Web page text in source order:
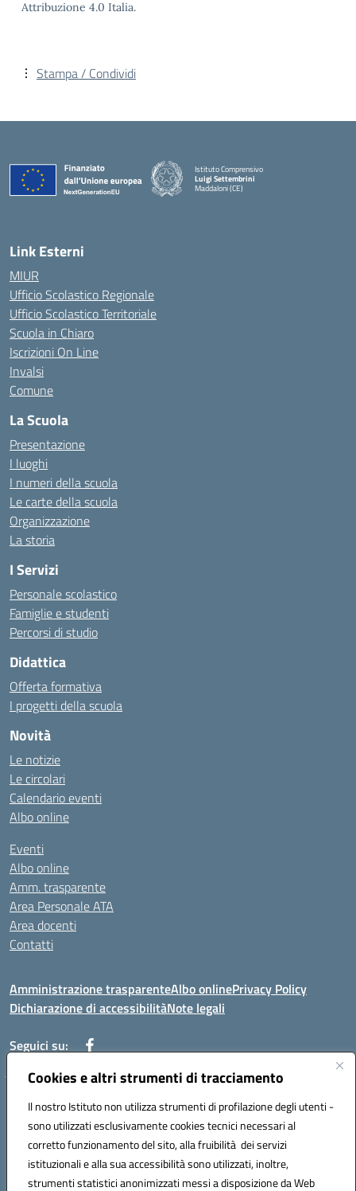
Cookies e altri strumenti di tracciamento
Il nostro Istituto non utilizza strumenti di profilazione degli utenti -
sono utilizzati esclusivamente cookies tecnici necessari al
corretto funzionamento del sito, alla fruibilità dei servizi
istituzionali e alla sua accessibilità sono utilizzati, inoltre,
strumenti statistici anonimizzati messi a disposizione da Web
Attribuzione 4.0 Italia.
Stampa / Condividi
Istituto Comprensivo
Luigi Settembrini
Maddaloni (CE)
Link Esterni
MIUR
Ufficio Scolastico Regionale
Ufficio Scolastico Territoriale
Scuola in Chiaro
Iscrizioni On Line
Invalsi
Comune
La Scuola
Presentazione
I luoghi
I numeri della scuola
Le carte della scuola
Organizzazione
La storia
I Servizi
Personale scolastico
Famiglie e studenti
Percorsi di studio
Didattica
Offerta formativa
I progetti della scuola
Novità
Le notizie
Le circolari
Calendario eventi
Albo online
Eventi
Albo online
Amm. trasparente
Area Personale ATA
Area docenti
Contatti
Amministrazione trasparenteAlbo onlinePrivacy Policy
Dichiarazione di accessibilitàNote legali
Seguici su:
Indirizzo: VIA BRECCIAME, 46 - 81024 MADDALONI (CE)
Mail: CEIC8AU001@istruzione.it - Pec: CEIC8AU001@pec.istruzione.it -
Telefono: 0823408721
Meccanografico: CEIC8AU001
Codice fiscale: 93086080616